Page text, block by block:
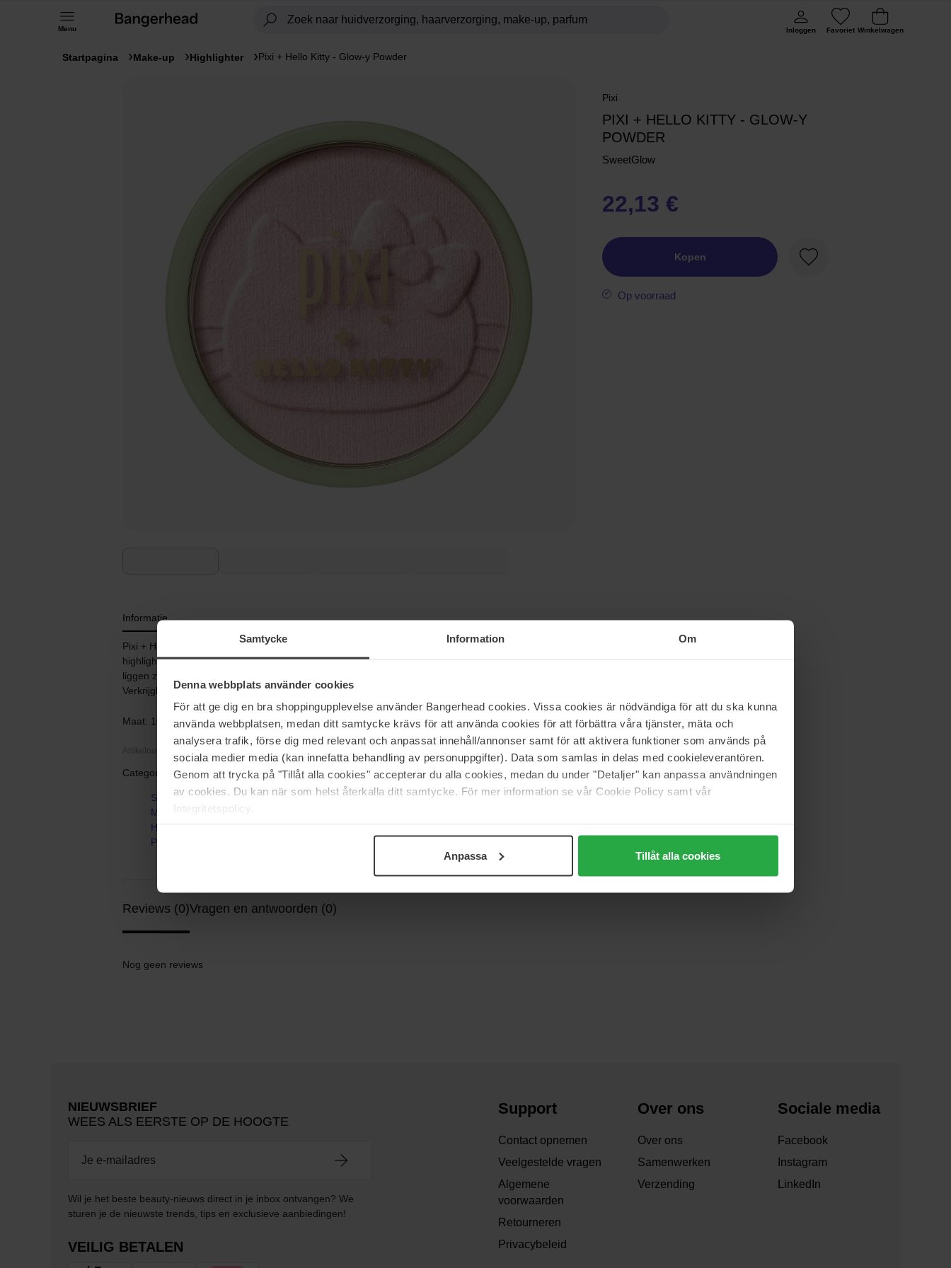
Samtycke Information Om
Denna webbplats använder cookies
För att ge dig en bra shoppingupplevelse använder Bangerhead cookies. Vissa cookies är nödvändiga för att du ska kunna
använda webbplatsen, medan ditt samtycke krävs för att använda cookies för att förbättra våra tjänster, mäta och
analysera trafik, förse dig med relevant och anpassat innehåll/annonser samt för att aktivera funktioner som används på
sociala medier media (kan innefatta behandling av personuppgifter). Data som samlas in delas med cookieleverantören.
Genom att trycka på "Tillåt alla cookies" accepterar du alla cookies, medan du under "Detaljer" kan anpassa användningen
av cookies. Du kan när som helst återkalla ditt samtycke. För mer information se vår Cookie Policy samt vår
Integritetspolicy.
Anpassa Tillåt alla cookies
Menu Inloggen Favoriet Winkelwagen
Startpagina Make-up Highlighter Pixi + Hello Kitty - Glow-y Powder
Pixi
PIXI + HELLO KITTY - GLOW-Y
POWDER
SweetGlow
22,13 €
Kopen
Favoriet
Op voorraad
Informatie
Pixi + Hello Kitty Glow-y Powder is een zijdezacht en glinsterend poeder dat zowel als blush of
highlighter gebruikt kan worden. Het poeder bevat natuurlijke pigmenten die perfect op de huid
liggen zonder in de poriën te nestelen, voor een zijdezachte finish en een fantastische glow!
Verkrijgbaar in twee tinten en veganistisch.
Maat: 10,2 g
Categorieën:
Startpagina
Make-up
Highlighter
Pixi + Hello Kitty - Glow-y Powder
Reviews (0)Vragen en antwoorden (0)
Nog geen reviews
NIEUWSBRIEF
WEES ALS EERSTE OP DE HOOGTE
Wil je het beste beauty-nieuws direct in je inbox ontvangen? We
sturen je de nieuwste trends, tips en exclusieve aanbiedingen!
VEILIG BETALEN
Support
Contact opnemen
Veelgestelde vragen
Algemene
voorwaarden
Retourneren
Privacybeleid
Over ons
Over ons
Samenwerken
Verzending
Sociale media
Facebook
Instagram
LinkedIn